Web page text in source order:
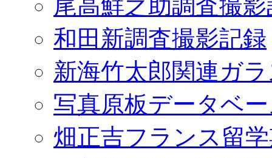
尾高鮮之助調査撮
和田新調査撮影記録
新海竹太郎関連ガ
写真原板データベ
畑正吉フランス留